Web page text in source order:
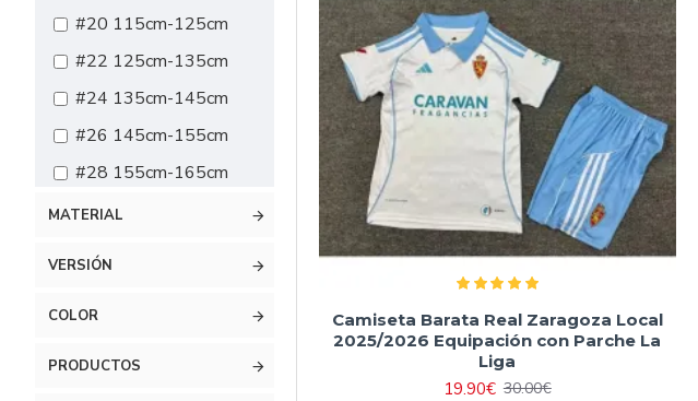
MATERIAL
VERSIÓN
COLOR
PRODUCTOS
#20 115cm-125cm
#22 125cm-135cm
#24 135cm-145cm
#26 145cm-155cm
#28 155cm-165cm
Camiseta Barata Real Zaragoza Local
2025/2026 Equipación con Parche La
Liga
19.90€ 30.00€